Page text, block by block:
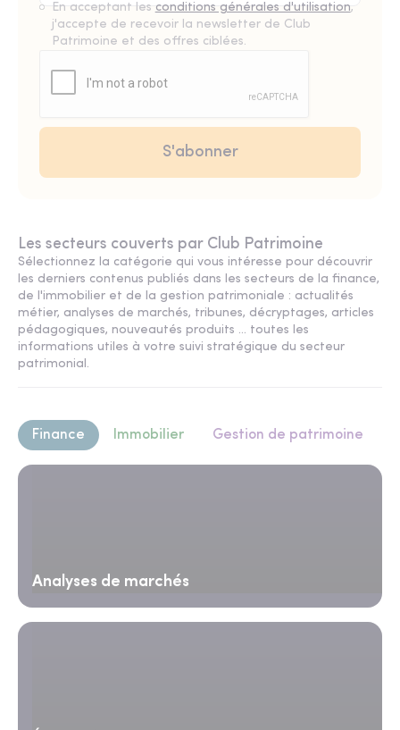
En acceptant les conditions générales d'utilisation,
j'accepte de recevoir la newsletter de Club
Patrimoine et des offres ciblées.
Les secteurs couverts par Club Patrimoine
Sélectionnez la catégorie qui vous intéresse pour découvrir
les derniers contenus publiés dans les secteurs de la finance,
de l'immobilier et de la gestion patrimoniale : actualités
métier, analyses de marchés, tribunes, décryptages, articles
pédagogiques, nouveautés produits ... toutes les
informations utiles à votre suivi stratégique du secteur
patrimonial.
Finance Immobilier Gestion de patrimoine
Analyses de marchés